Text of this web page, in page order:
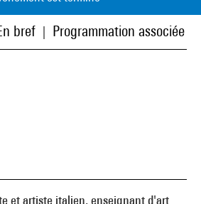
bref Programmation associée
et artiste italien, enseignant d'art